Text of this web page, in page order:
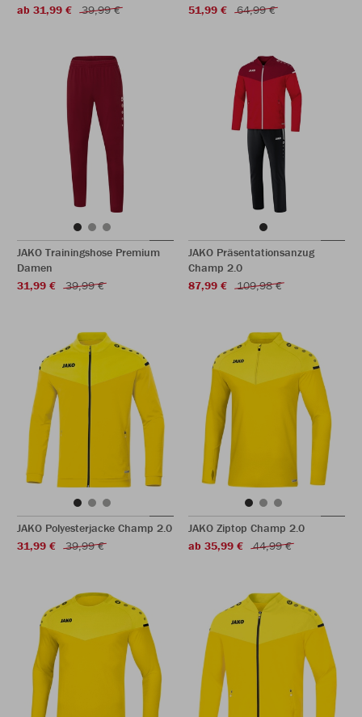
ab 31,99 €
39,99 €
51,99 €
64,99 €
JAKO Trainingshose Premium
Damen
31,99 €
39,99 €
JAKO Präsentationsanzug
Champ 2.0
87,99 €
109,98 €
JAKO Polyesterjacke Champ 2.0
31,99 €
39,99 €
JAKO Ziptop Champ 2.0
ab 35,99 €
44,99 €